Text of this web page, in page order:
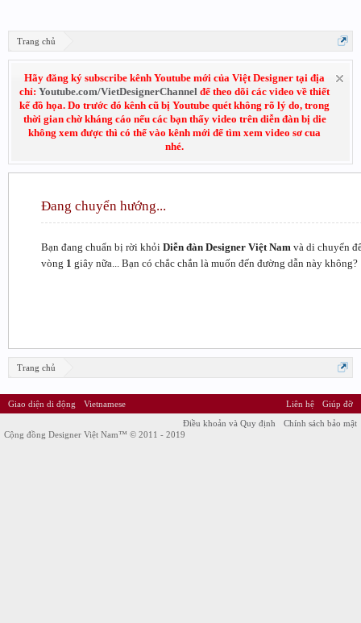
Trang chủ
Hãy đăng ký subscribe kênh Youtube mới của Việt Designer tại địa
chỉ: Youtube.com/VietDesignerChannel để theo dõi các video về thiết
kế đồ họa. Do trước đó kênh cũ bị Youtube quét không rõ lý do, trong
thời gian chờ kháng cáo nếu các bạn thấy video trên diễn đàn bị die
không xem được thì có thể vào kênh mới để tìm xem video sơ cua
nhé.
Đang chuyển hướng...
Bạn đang chuẩn bị rời khỏi Diễn đàn Designer Việt Nam và di chuyển
vòng 1 giây nữa... Bạn có chắc chắn là muốn đến đường dẫn này không?
Trang chủ
Giao diện di động Vietnamese Liên hệ
Giúp đỡ
Điều khoản và Quy định
Chính sách bảo mật
Cộng đồng Designer Việt Nam™ © 2011 - 2019